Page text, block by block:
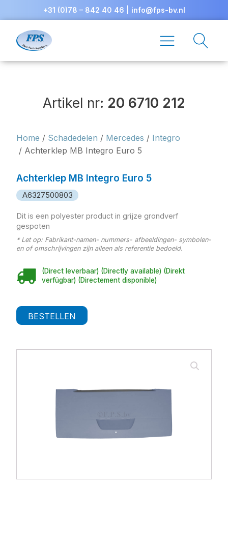
+31 (0)78 – 842 40 46 info@fps-bv.nl
Artikel nr: 20 6710 212
Home / Schadedelen / Mercedes / Integro
/ Achterklep MB Integro Euro 5
Achterklep MB Integro Euro 5
A6327500803
Dit is een polyester product in grijze grondverf
gespoten
* Let op: Fabrikant-namen- nummers- afbeeldingen- symbolen-
en of omschrijvingen zijn alleen als referentie bedoeld.
(Direct leverbaar) (Directly available) (Direkt
verfügbar) (Directement disponible)
BESTELLEN